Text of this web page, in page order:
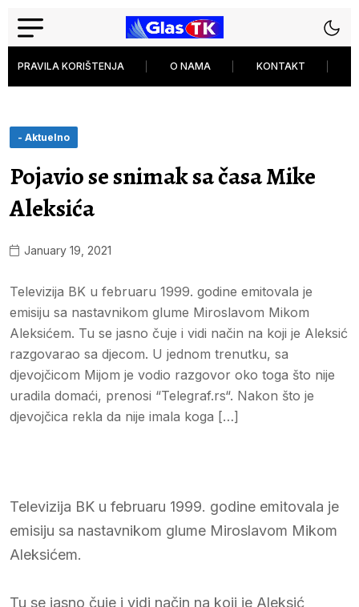
PRAVILA KORIŠTENJA O NAMA KONTAKT
- Aktuelno
Pojavio se snimak sa časa Mike
Aleksića
January 19, 2021
Televizija BK u februaru 1999. godine emitovala je
emisiju sa nastavnikom glume Miroslavom Mikom
Aleksićem. Tu se jasno čuje i vidi način na koji je Aleksić
razgovarao sa djecom. U jednom trenutku, sa
djevojčicom Mijom je vodio razgovor oko toga što nije
uradila domaći, prenosi “Telegraf.rs“. Nakon što je
djevojčica rekla da nije imala koga […]
Televizija BK u februaru 1999. godine emitovala je
emisiju sa nastavnikom glume Miroslavom Mikom
Aleksićem.
Tu se jasno čuje i vidi način na koji je Aleksić